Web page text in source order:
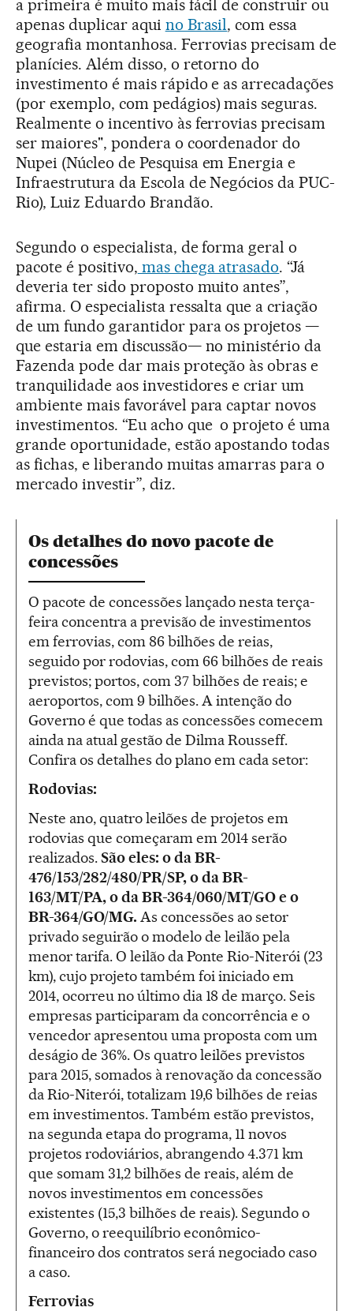
a primeira é muito mais fácil de construir ou
apenas duplicar aqui no Brasil, com essa
geografia montanhosa. Ferrovias precisam de
planícies. Além disso, o retorno do
investimento é mais rápido e as arrecadações
(por exemplo, com pedágios) mais seguras.
Realmente o incentivo às ferrovias precisam
ser maiores", pondera o coordenador do
Nupei (Núcleo de Pesquisa em Energia e
Infraestrutura da Escola de Negócios da PUC-
Rio), Luiz Eduardo Brandão.
Segundo o especialista, de forma geral o
pacote é positivo, mas chega atrasado. “Já
deveria ter sido proposto muito antes”,
afirma. O especialista ressalta que a criação
de um fundo garantidor para os projetos —
que estaria em discussão— no ministério da
Fazenda pode dar mais proteção às obras e
tranquilidade aos investidores e criar um
ambiente mais favorável para captar novos
investimentos. “Eu acho que o projeto é uma
grande oportunidade, estão apostando todas
as fichas, e liberando muitas amarras para o
mercado investir”, diz.
Os detalhes do novo pacote de
concessões
O pacote de concessões lançado nesta terça-
feira concentra a previsão de investimentos
em ferrovias, com 86 bilhões de reias,
seguido por rodovias, com 66 bilhões de reais
previstos; portos, com 37 bilhões de reais; e
aeroportos, com 9 bilhões. A intenção do
Governo é que todas as concessões comecem
ainda na atual gestão de Dilma Rousseff.
Confira os detalhes do plano em cada setor:
Rodovias:
Neste ano, quatro leilões de projetos em
rodovias que começaram em 2014 serão
realizados.São eles: o da BR-
476/153/282/480/PR/SP, o da BR-
163/MT/PA, o da BR-364/060/MT/GO e o
BR-364/GO/MG. As concessões ao setor
privado seguirão o modelo de leilão pela
menor tarifa. O leilão da Ponte Rio-Niterói (23
km), cujo projeto também foi iniciado em
2014, ocorreu no último dia 18 de março. Seis
empresas participaram da concorrência e o
vencedor apresentou uma proposta com um
deságio de 36%. Os quatro leilões previstos
para 2015, somados à renovação da concessão
da Rio-Niterói, totalizam 19,6 bilhões de reias
em investimentos. Também estão previstos,
na segunda etapa do programa, 11 novos
projetos rodoviários, abrangendo 4.371 km
que somam 31,2 bilhões de reais, além de
novos investimentos em concessões
existentes (15,3 bilhões de reais). Segundo o
Governo, o reequilíbrio econômico-
financeiro dos contratos será negociado caso
a caso.
Ferrovias